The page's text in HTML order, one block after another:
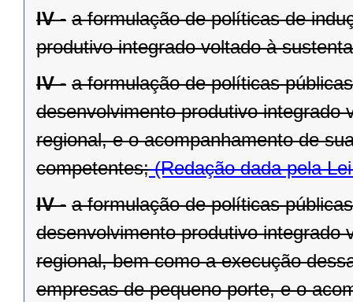
IV - a formulação de políticas de
produtivo integrado voltado à
IV - a formulação de políticas
desenvolvimento produtivo integrado
regional, e o acompanhamento de
competentes;(Redação dada pela
IV - a formulação de políticas
desenvolvimento produtivo integrado
regional, bem como a execução
empresas de pequeno porte, e o